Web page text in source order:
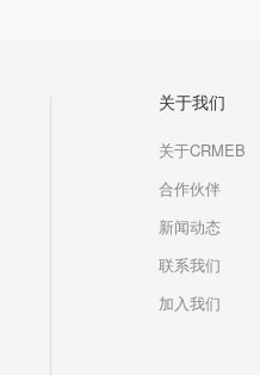
关于我们
关于CRMEB
合作伙伴
新闻动态
联系我们
加入我们